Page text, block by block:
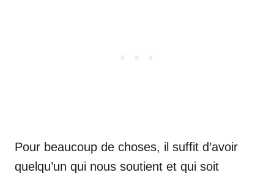
Pour beaucoup de choses, il suffit d’avoir
quelqu’un qui nous soutient et qui soit